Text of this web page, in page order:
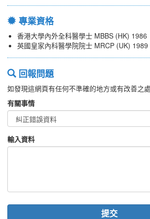
專業資格
香港大學內外全科醫學士 MBBS (HK) 1986
英國皇家內科醫學院院士 MRCP (UK) 1989
回報問題
如發現這網頁有任何不準確的地方或有改善之
有關事情
輸入資料
提交